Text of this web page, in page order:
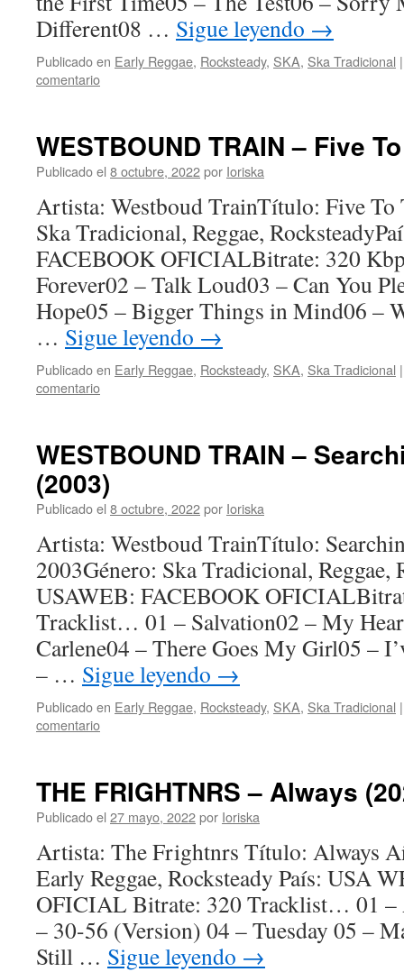
Different08 … Sigue leyendo →
Publicado en Early Reggae, Rocksteady, SKA, Ska Tradicional |
comentario
WESTBOUND TRAIN – Five
Publicado el 8 octubre, 2022por Ioriska
Artista: Westboud TrainTítulo: Five To
Ska Tradicional, Reggae,
FACEBOOK OFICIALBitrate: 320
Forever02 – Talk Loud03 – Can You
Hope05 – Bigger Things in Mind06 –
… Sigue leyendo →
Publicado en Early Reggae, Rocksteady, SKA, Ska Tradicional |
comentario
WESTBOUND TRAIN –
(2003)
Publicado el 8 octubre, 2022por Ioriska
Artista: Westboud TrainTítulo:
2003Género: Ska Tradicional, Reggae,
USAWEB: FACEBOOK
Tracklist… 01 – Salvation02 – My
Carlene04 – There Goes My Girl05 –
– … Sigue leyendo →
Publicado en Early Reggae, Rocksteady, SKA, Ska Tradicional |
comentario
THE FRIGHTNRS – Always
Publicado el 27 mayo, 2022por Ioriska
Artista: The Frightnrs Título: Always
Early Reggae, Rocksteady País: USA
OFICIAL Bitrate: 320 Tracklist… 01 –
– 30-56 (Version) 04 – Tuesday 05 –
Still … Sigue leyendo →